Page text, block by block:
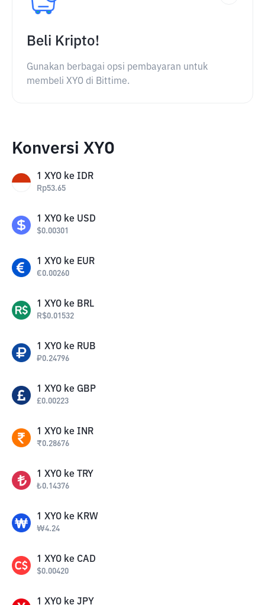
Beli Kripto!
Gunakan berbagai opsi pembayaran untuk
membeli XYO di Bittime.
Konversi XYO
1 XYO ke IDR
Rp53.65
1 XYO ke USD
$0.00301
1 XYO ke EUR
€0.00260
1 XYO ke BRL
R$0.01532
1 XYO ke RUB
₽0.24796
1 XYO ke GBP
£0.00223
1 XYO ke INR
₹0.28676
1 XYO ke TRY
₺0.14376
1 XYO ke KRW
₩4.24
1 XYO ke CAD
$0.00420
1 XYO ke JPY